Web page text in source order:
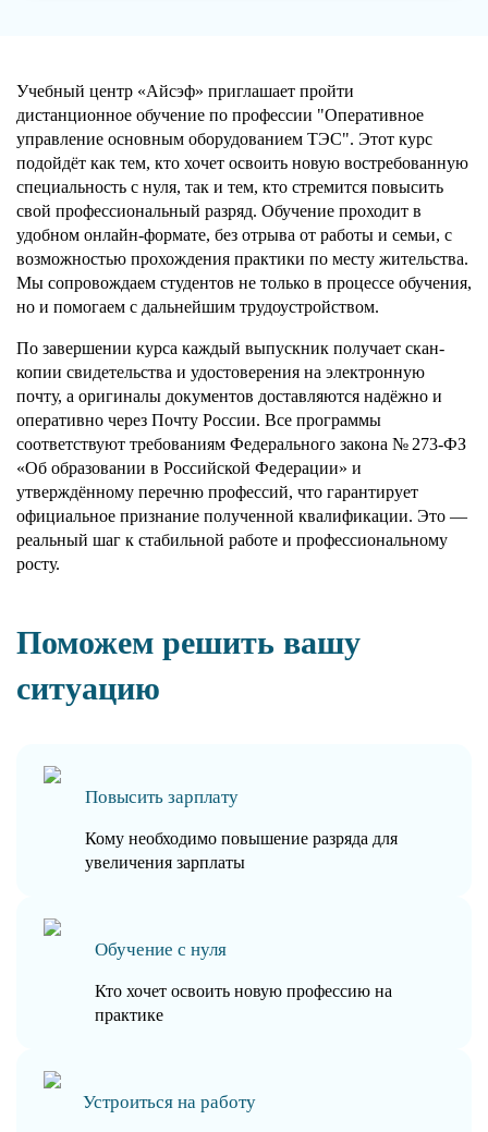
Учебный центр «Айсэф» приглашает пройти
дистанционное обучение по профессии "Оперативное
управление основным оборудованием ТЭС". Этот курс
подойдёт как тем, кто хочет освоить новую востребованную
специальность с нуля, так и тем, кто стремится повысить
свой профессиональный разряд. Обучение проходит в
удобном онлайн-формате, без отрыва от работы и семьи, с
возможностью прохождения практики по месту жительства.
Мы сопровождаем студентов не только в процессе обучения,
но и помогаем с дальнейшим трудоустройством.
По завершении курса каждый выпускник получает скан-
копии свидетельства и удостоверения на электронную
почту, а оригиналы документов доставляются надёжно и
оперативно через Почту России. Все программы
соответствуют требованиям Федерального закона № 273-ФЗ
«Об образовании в Российской Федерации» и
утверждённому перечню профессий, что гарантирует
официальное признание полученной квалификации. Это —
реальный шаг к стабильной работе и профессиональному
росту.
Поможем решить вашу
ситуацию
Повысить зарплату
Кому необходимо повышение разряда для
увеличения зарплаты
Обучение с нуля
Кто хочет освоить новую профессию на
практике
Устроиться на работу